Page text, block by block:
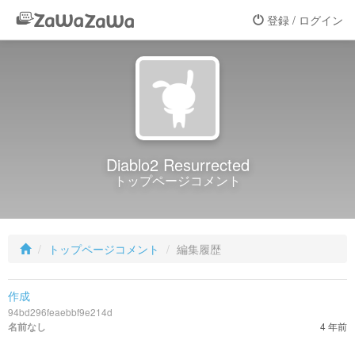
登録 / ログイン
Diablo2 Resurrected
トップページコメント
トップページコメント 編集履歴
作成
94bd296feaebbf9e214d
名前なし
4 年前